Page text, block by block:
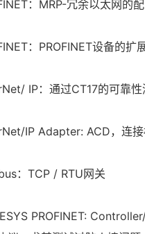
：MRP-冗余以太网的
：PROFINET设备的扩
IP：通过CT17的可靠性
IP Adapter: ACD，连
：TCP / RTU网关
PROFINET: